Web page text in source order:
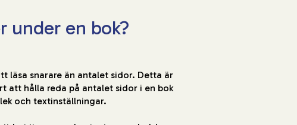
under en bok?
läsa snarare än antalet sidor. Detta är
att hålla reda på antalet sidor i en bok
och textinställningar.